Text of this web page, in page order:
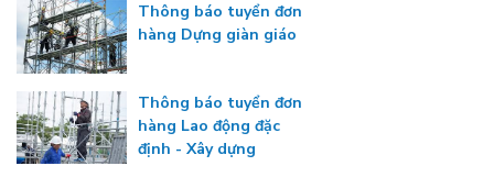
Thông báo tuyển đơn
hàng Dựng giàn giáo
Thông báo tuyển đơn
hàng Lao động đặc
định - Xây dựng